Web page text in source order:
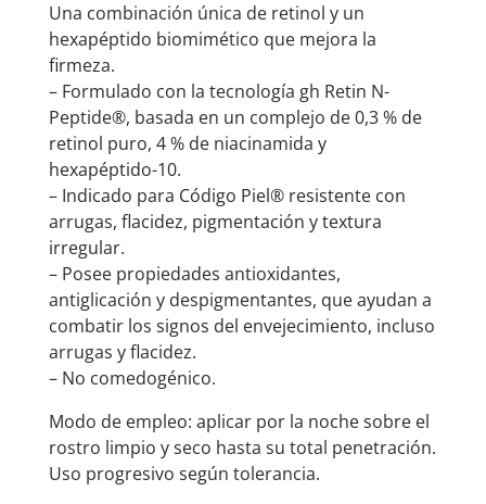
Una combinación única de retinol y un
hexapéptido biomimético que mejora la
firmeza.
– Formulado con la tecnología gh Retin N-
Peptide®, basada en un complejo de 0,3 % de
retinol puro, 4 % de niacinamida y
hexapéptido-10.
– Indicado para Código Piel® resistente con
arrugas, flacidez, pigmentación y textura
irregular.
– Posee propiedades antioxidantes,
antiglicación y despigmentantes, que ayudan a
combatir los signos del envejecimiento, incluso
arrugas y flacidez.
– No comedogénico.
Modo de empleo: aplicar por la noche sobre el
rostro limpio y seco hasta su total penetración.
Uso progresivo según tolerancia.